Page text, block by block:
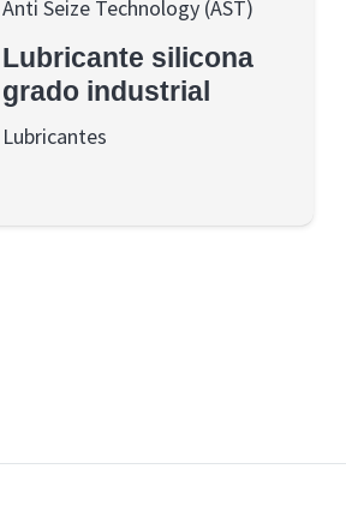
Anti Seize Technology (AST)
Lubricante silicona
grado industrial
Lubricantes